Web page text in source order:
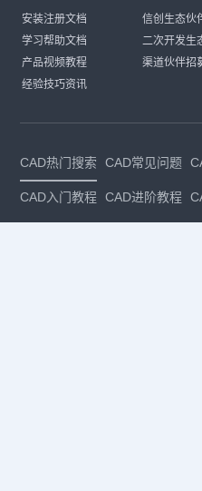
安装注册文档
学习帮助文档
产品视频教程
经验技巧资讯
信创生态伙
二次开发生
渠道伙伴招
CAD热门搜索 CAD常见问题
CAD入门教程 CAD进阶教程